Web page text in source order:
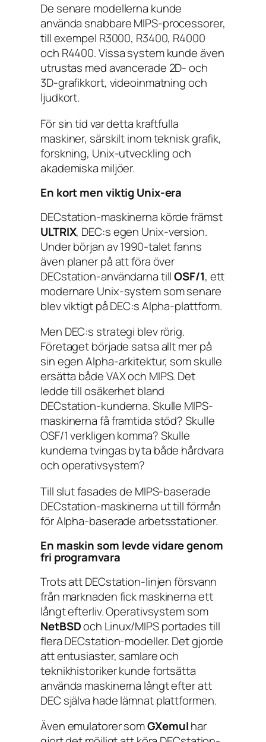
De senare modellerna kunde
använda snabbare MIPS-processorer,
till exempel R3000, R3400, R4000
och R4400. Vissa system kunde även
utrustas med avancerade 2D- och
3D-grafikkort, videoinmatning och
ljudkort.
För sin tid var detta kraftfulla
maskiner, särskilt inom teknisk grafik,
forskning, Unix-utveckling och
akademiska miljöer.
En kort men viktig Unix-era
DECstation-maskinerna körde främst
ULTRIX, DEC:s egen Unix-version.
Under början av 1990-talet fanns
även planer på att föra över
DECstation-användarna tillOSF/1, ett
modernare Unix-system som senare
blev viktigt på DEC:s Alpha-plattform.
Men DEC:s strategi blev rörig.
Företaget började satsa allt mer på
sin egen Alpha-arkitektur, som skulle
ersätta både VAX och MIPS. Det
ledde till osäkerhet bland
DECstation-kunderna. Skulle MIPS-
maskinerna få framtida stöd? Skulle
OSF/1 verkligen komma? Skulle
kunderna tvingas byta både hårdvara
och operativsystem?
Till slut fasades de MIPS-baserade
DECstation-maskinerna ut till förmån
för Alpha-baserade arbetsstationer.
En maskin som levde vidare genom
fri programvara
Trots att DECstation-linjen försvann
från marknaden fick maskinerna ett
långt efterliv. Operativsystem som
NetBSDoch Linux/MIPS portades till
flera DECstation-modeller. Det gjorde
att entusiaster, samlare och
teknikhistoriker kunde fortsätta
använda maskinerna långt efter att
DEC själva hade lämnat plattformen.
Även emulatorer somGXemulhar